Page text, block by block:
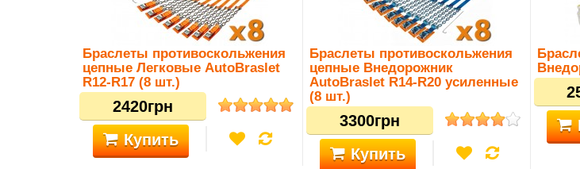
Браслеты противоскольжения
цепные Легковые AutoBraslet
R12-R17 (8 шт.)
2420грн
Купить
Браслеты противоскольжения
цепные Внедорожник
AutoBraslet R14-R20 усиленные
(8 шт.)
3300грн
Купить